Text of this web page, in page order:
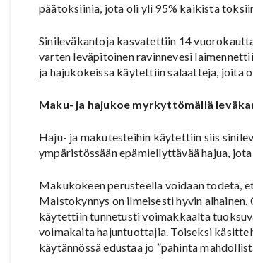
päätoksiinia, jota oli yli 95% kaikista
Sinileväkantoja kasvatettiin 14
varten leväpitoinen ravinnevesi
ja hajukokeissa käytettiin salaatteja, joita
Maku- ja hajukoe myrkyttömällä
Haju- ja makutesteihin käytettiin siis
ympäristössään epämiellyttävää hajua,
Makukokeen perusteella voidaan todeta,
Maistokynnys on ilmeisesti hyvin
käytettiin tunnetusti voimakkaalta
voimakaita hajuntuottajia. Toiseksi
käytännössä edustaa jo ”pahinta